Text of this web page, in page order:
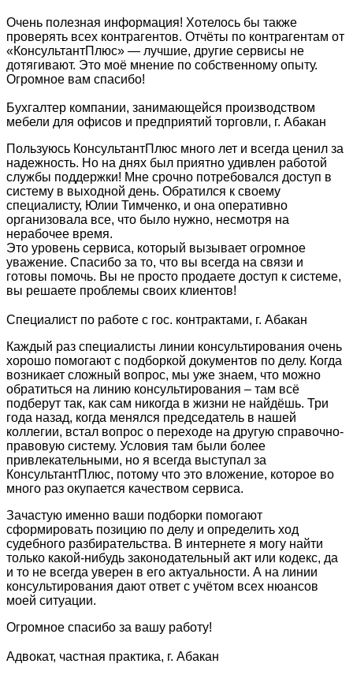
Очень полезная информация! Хотелось бы также
проверять всех контрагентов. Отчёты по контрагентам от
«КонсультантПлюс» — лучшие, другие сервисы не
дотягивают. Это моё мнение по собственному опыту.
Огромное вам спасибо!
Бухгалтер компании, занимающейся производством
мебели для офисов и предприятий торговли, г. Абакан
Пользуюсь КонсультантПлюс много лет и всегда ценил за
надежность. Но на днях был приятно удивлен работой
службы поддержки! Мне срочно потребовался доступ в
систему в выходной день. Обратился к своему
специалисту, Юлии Тимченко, и она оперативно
организовала все, что было нужно, несмотря на
нерабочее время.
Это уровень сервиса, который вызывает огромное
уважение. Спасибо за то, что вы всегда на связи и
готовы помочь. Вы не просто продаете доступ к системе,
вы решаете проблемы своих клиентов!
Специалист по работе с гос. контрактами, г. Абакан
Каждый раз специалисты линии консультирования очень
хорошо помогают с подборкой документов по делу. Когда
возникает сложный вопрос, мы уже знаем, что можно
обратиться на линию консультирования – там всё
подберут так, как сам никогда в жизни не найдёшь. Три
года назад, когда менялся председатель в нашей
коллегии, встал вопрос о переходе на другую справочно-
правовую систему. Условия там были более
привлекательными, но я всегда выступал за
КонсультантПлюс, потому что это вложение, которое во
много раз окупается качеством сервиса.
Зачастую именно ваши подборки помогают
сформировать позицию по делу и определить ход
судебного разбирательства. В интернете я могу найти
только какой-нибудь законодательный акт или кодекс, да
и то не всегда уверен в его актуальности. А на линии
консультирования дают ответ с учётом всех нюансов
моей ситуации.
Огромное спасибо за вашу работу!
Адвокат, частная практика, г. Абакан